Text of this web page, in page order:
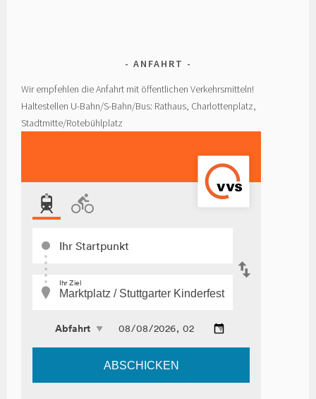
ANFAHRT
Wir empfehlen die Anfahrt mit öffentlichen Verkehrsmitteln!
Haltestellen U-Bahn/S-Bahn/Bus: Rathaus, Charlottenplatz,
Stadtmitte/Rotebühlplatz